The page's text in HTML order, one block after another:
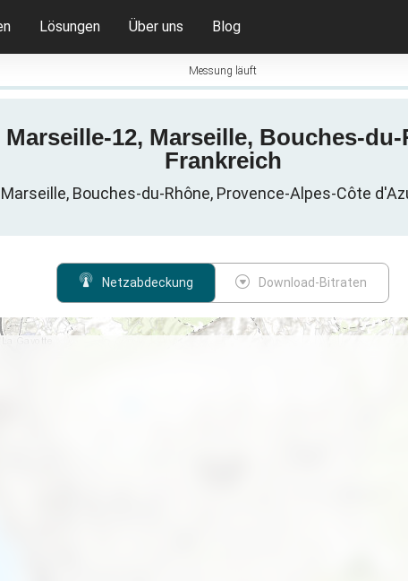
Lösungen Über uns Blog
Messung läuft
12, Marseille, Bouches-
Frankreich
Bouches-du-Rhône, Provence-Alpes-Côte
Netzabdeckung Download-Bitraten